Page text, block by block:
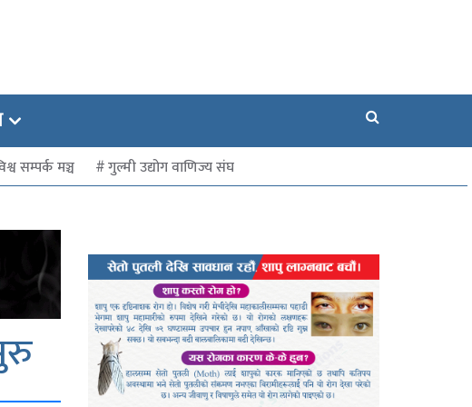
सम्पर्क मञ्च गुल्मी उद्योग वाणिज्य संघ